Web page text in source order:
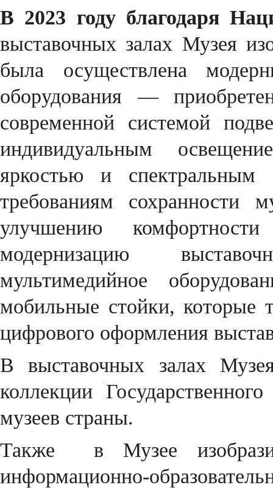
В 2023 году благодаря
выставочных залах Музея
была осуществлена
оборудования —
современной системой
индивидуальным
яркостью и спектральным
требованиям сохранности
улучшению
модернизацию
мультимедийное
мобильные стойки, которые
цифрового оформления
В выставочных залах
коллекции
музеев страны.
Также в Музее
информационно-